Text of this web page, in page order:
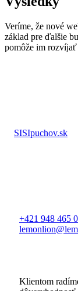
Veríme, že nové
základ pre ďalšie
pomôže im
SISIpuchov.sk
+421 948 465
Klientom